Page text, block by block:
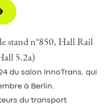
stand n°850, Hall Rail
5.2a)
du salon InnoTrans, qui
à Berlin.
du transport